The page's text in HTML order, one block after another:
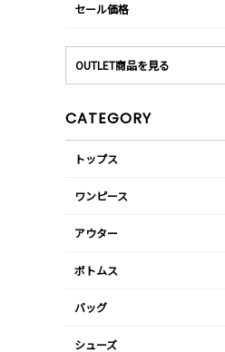
セール価格
OUTLET商品を見る
CATEGORY
トップス
ワンピース
アウター
ボトムス
バッグ
シューズ